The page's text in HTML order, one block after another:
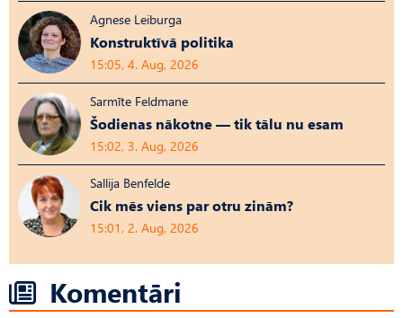
Agnese Leiburga
Konstruktīvā politika
15:05, 4. Aug, 2026
Sarmīte Feldmane
Šodienas nākotne — tik tālu nu esam
15:02, 3. Aug, 2026
Sallija Benfelde
Cik mēs viens par otru zinām?
15:01, 2. Aug, 2026
Komentāri